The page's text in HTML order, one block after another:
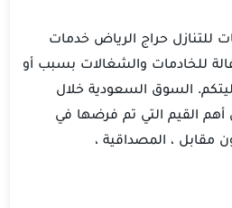
للتنازل حراج الرياض خدمات
للخادمات والشغالات بسبب أو
السوق السعودية خلال
القيم التي تم فرضها في
مقابل ، المصداقية ،